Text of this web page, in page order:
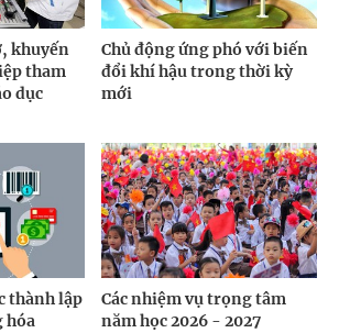
khuyến
tham
dục
Chủ động ứng phó với biến
đổi khí hậu trong thời kỳ
mới
thành lập
hóa
Các nhiệm vụ trọng tâm
năm học 2026 - 2027